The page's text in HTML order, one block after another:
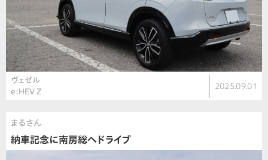
ヴェゼル
e:HEV Z
2025.09.01
まるさん
納車記念に南房総へドライブ